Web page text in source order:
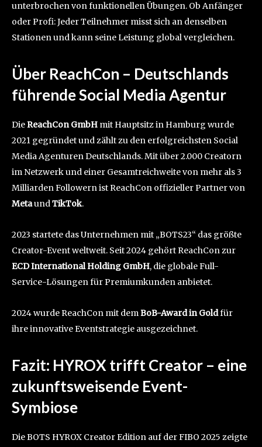
unterbrochen von funktionellen Übungen. Ob Anfänger
oder Profi: Jeder Teilnehmer misst sich an denselben
Stationen und kann seine Leistung global vergleichen.
Über ReachCon – Deutschlands
führende Social Media Agentur
DieReachCon GmbH mit Hauptsitz in Hamburg wurde
2021 gegründet und zählt zu den erfolgreichsten Social
Media Agenturen Deutschlands. Mit über 2.000 Creatorn
im Netzwerk und einer Gesamtreichweite von mehr als 3
Milliarden Followern ist ReachCon offizieller Partner von
MetaundTikTok.
2023 startete das Unternehmen mit „BOTS23“ das größte
Creator-Event weltweit. Seit 2024 gehört ReachCon zur
ECD International Holding GmbH, die globale Full-
Service-Lösungen für Premiumkunden anbietet.
2024 wurde ReachCon mit demBoB-Award in Goldfür
ihre innovative Eventstrategie ausgezeichnet.
Fazit: HYROX trifft Creator – eine
zukunftsweisende Event-
Symbiose
Die BOTS HYROX Creator Edition auf der FIBO 2025 zeigte